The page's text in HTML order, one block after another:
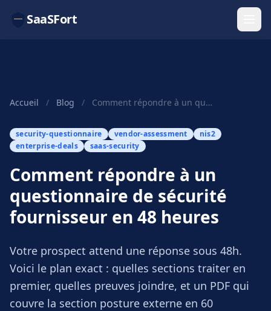
SaaSFort
Accueil / Blog / Comment répondre à un questionnaire de sécurité fournisseur en 48 heures
security-questionnaire vendor-assessment
nis2
enterprise-deals
saas-security
Comment répondre à un
questionnaire de sécurité
fournisseur en 48 heures
Votre prospect attend une réponse sous 48h.
Voici le plan exact : quelles sections traiter en
premier, quelles preuves joindre, et un PDF qui
couvre la section posture externe en 60